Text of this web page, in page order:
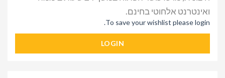
ואינטרנט אלחוטי בחינם.
To save your wishlist please login.
LOGIN